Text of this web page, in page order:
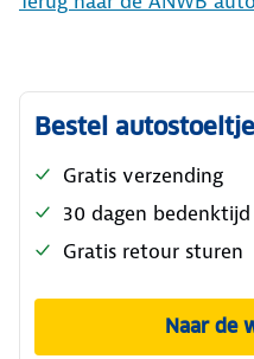
Bestel
Gratis verzending
30 dagen bedenktijd
Gratis retour sturen
Naar de